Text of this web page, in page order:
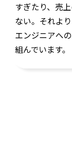
すぎたり、売
ない。それよ
エンジニアへ
組んでいます。